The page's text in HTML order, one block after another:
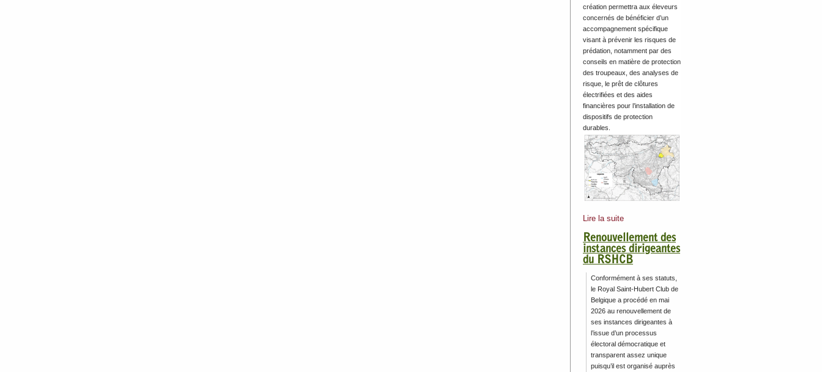
création permettra aux éleveurs
concernés de bénéficier d’un
accompagnement spécifique
visant à prévenir les risques de
prédation, notamment par des
conseils en matière de protection
des troupeaux, des analyses de
risque, le prêt de clôtures
électrifiées et des aides
financières pour l’installation de
dispositifs de protection
durables.
Lire la suite
Renouvellement des
instances dirigeantes
du RSHCB
Conformément à ses statuts,
le Royal Saint-Hubert Club de
Belgique a procédé en mai
2026 au renouvellement de
ses instances dirigeantes à
l’issue d’un processus
électoral démocratique et
transparent assez unique
puisqu’il est organisé auprès